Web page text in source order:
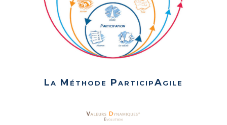
La Méthode ParticipAgile